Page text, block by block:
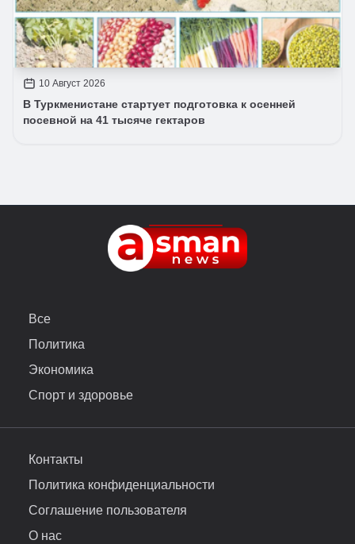
10 Август 2026
В Туркменистане стартует подготовка к осенней
посевной на 41 тысяче гектаров
Все
Политика
Экономика
Спорт и здоровье
Контакты
Политика конфиденциальности
Соглашение пользователя
О нас